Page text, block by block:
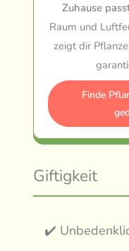
Zuhause
Raum und
zeigt dir
Finde
Giftigkeit
✔️